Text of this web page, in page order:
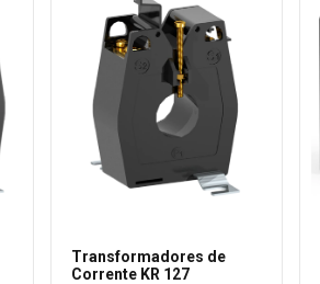
Transformadores de
Corrente KR 127